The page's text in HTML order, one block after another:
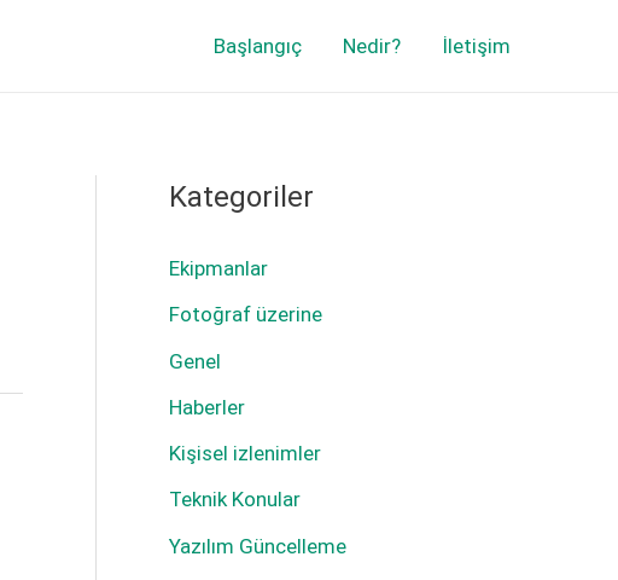
Başlangıç Nedir? İletişim
Kategoriler
Ekipmanlar
Fotoğraf üzerine
Genel
Haberler
Kişisel izlenimler
Teknik Konular
Yazılım Güncelleme